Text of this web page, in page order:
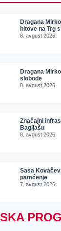
Dragana
hitove na Trg
8. avgust 2026.
Dragana
slobode
8. avgust 2026.
Značajni
Bagljašu
8. avgust 2026.
Sasa
pamćenje
7. avgust 2026.